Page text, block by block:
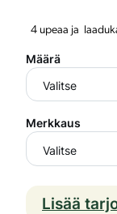
4 upeaa ja
Määrä
Merkkaus
Lisää